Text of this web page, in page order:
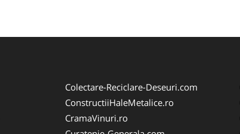
Colectare-Reciclare-Deseuri.com
ConstructiiHaleMetalice.ro
CramaVinuri.ro